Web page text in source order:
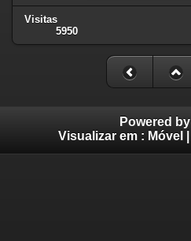
Visitas
5950
Powered by
Visualizar em : Móvel